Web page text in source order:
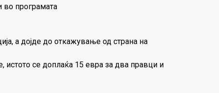
во програмата
а дојде до откажување од страна на
истото се доплаќа 15 евра за два правци и